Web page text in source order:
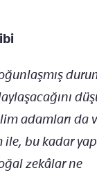
adamları da
bu kadar
zekâlar ne